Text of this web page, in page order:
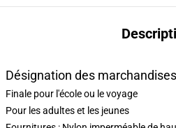
Désignation des marchandises
Finale pour l'école ou le voyage
Pour les adultes et les jeunes